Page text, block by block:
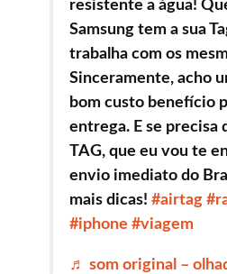
resistente a água!
Samsung tem a sua
trabalha com os
Sinceramente, acho
bom custo benefício
entrega. E se precisa
TAG, que eu vou te
envio imediato do
mais dicas! #airtag
#iphone #viagem
♬ som original –